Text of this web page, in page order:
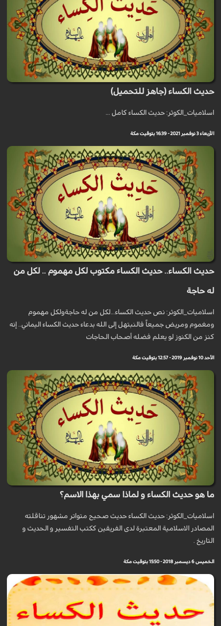
حديث الكساء (جاهز للتحميل)
اسلاميات_الكوثر: حديث الكساء كامل ...
الأربعاء 3 نوفمبر 2021 - 16:39 بتوقيت مكة
حديث الكساء.. ﺣﺪﻳﺚ ﺍﻟﻜﺴﺎﺀ ﻣﻜﺘﻮﺏ ﻟﻜﻞ ﻣﻬﻤﻮﻡ .. ﻟﻜﻞ ﻣﻦ
ﻟﻪ ﺣﺎﺟﺔ
اسلاميات_الكوثر: نص حديث الكساء...لكل من له حاجةولكل مهموم
ومغموم ومريض جميعاً فالنبتهل إلى الله بدعاء حديث الكساء اليماني.. إنه
كنز من الكنوز لو يعلم فضله أصحاب الحاجات
الأحد 10 نوفمبر 2019 - 12:57 بتوقيت مكة
ما هو حديث الكساء و لماذا سمي بهذا الاسم؟
اسلاميات_الكوثر: حديث الكساء حديث صحيح متواتر مشهور تناقلته
المصادر الاسلامية المعتبرة لدى الفريقين ككتب التفسير و الحديث و
التاريخ .
الخميس 6 ديسمبر 2018 - 15:50 بتوقيت مكة